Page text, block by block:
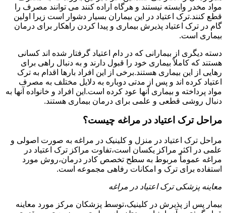
مواد مخدر وابسته نیستند و هرگاه اراده کنند می توانند مصرف را
قطع کنند.ترک اعتیاد در این بیماران بسیار دشوار است زیرا اولین
گام در ترک اعتیاد پذیرش بیماری و پیدا کردن راهکار برای درمان
بیماری است.
دسته دیگری از بیمارانی که در دام اعتیاد گرفتار شده اند کسانی
هستند که کاملاً بیماری خود را قبول دارند و به دنبال راهی برای
رهایی از این بیماری هستند.برخی از این افراد بارها اقدام به ترک
اعتیاد کرده اند و پس از مدتی دوباره به دلایل مختلف به مصرف
مواد پرداخته و بیماری آنها عود کرده است.این افراد و خانواده آنها به
دنبال روشی قطعی و علمی برای درمان بیماری هستند.
مراحل ترک اعتیاد در مراغه چیست؟
مراحل ترک اعتیاد در منزل و کلینیک در مراغه به صورت اصولی و
علمی در اکثر مراکز یکسان است،تفاوت مراکز ترک اعتیاد در
مراغه عموماً مربوط به سطح تخصص کادر درمان،روش مورد
استفاده برای ترک و امکانات رفاهی مجموعه است.
معاینه پزشکی ترک اعتیاد در مراغه
بیمار پس از پذیرش در کلینیک،توسط پزشکان مرکز مورد معاینه